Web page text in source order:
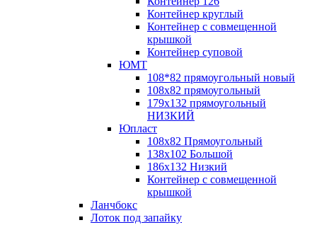
Контейнер круглый
Контейнер с совмещенной
крышкой
Контейнер суповой
ЮМТ
108*82 прямоугольный новый
108х82 прямоугольный
179х132 прямоугольный
НИЗКИЙ
Юпласт
108х82 Прямоугольный
138х102 Большой
186х132 Низкий
Контейнер с совмещенной
крышкой
Ланчбокс
Лоток под запайку